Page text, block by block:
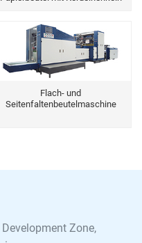
Flach- und
Seitenfaltenbeutelmaschine
Zone,